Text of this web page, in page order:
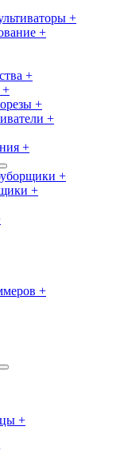
+
+
+
+
+
+
+
+
+
+
+